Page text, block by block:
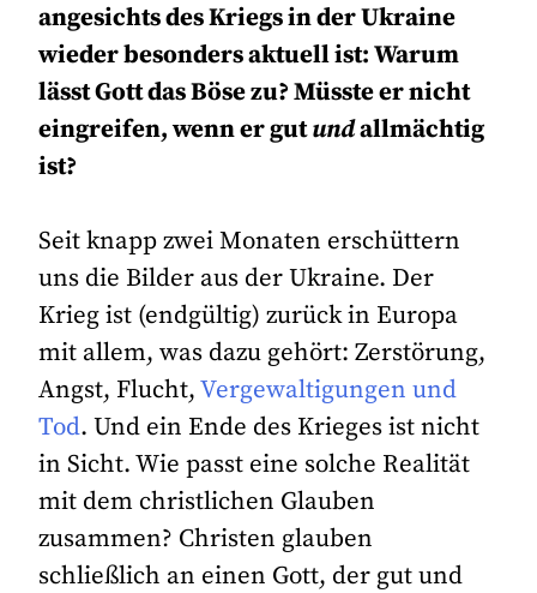
angesichts des Kriegs in der Ukraine
wieder besonders aktuell ist: Warum
lässt Gott das Böse zu? Müsste er nicht
eingreifen, wenn er gutundallmächtig
ist?
Seit knapp zwei Monaten erschüttern
uns die Bilder aus der Ukraine. Der
Krieg ist (endgültig) zurück in Europa
mit allem, was dazu gehört: Zerstörung,
Angst, Flucht,Vergewaltigungen und
Tod. Und ein Ende des Krieges ist nicht
in Sicht. Wie passt eine solche Realität
mit dem christlichen Glauben
zusammen? Christen glauben
schließlich an einen Gott, der gut und